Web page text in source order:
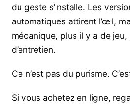
du geste s’installe. Les
automatiques attirent l’œil,
mécanique, plus il y a de jeu,
d’entretien.
Ce n’est pas du purisme.
Si vous achetez en ligne,